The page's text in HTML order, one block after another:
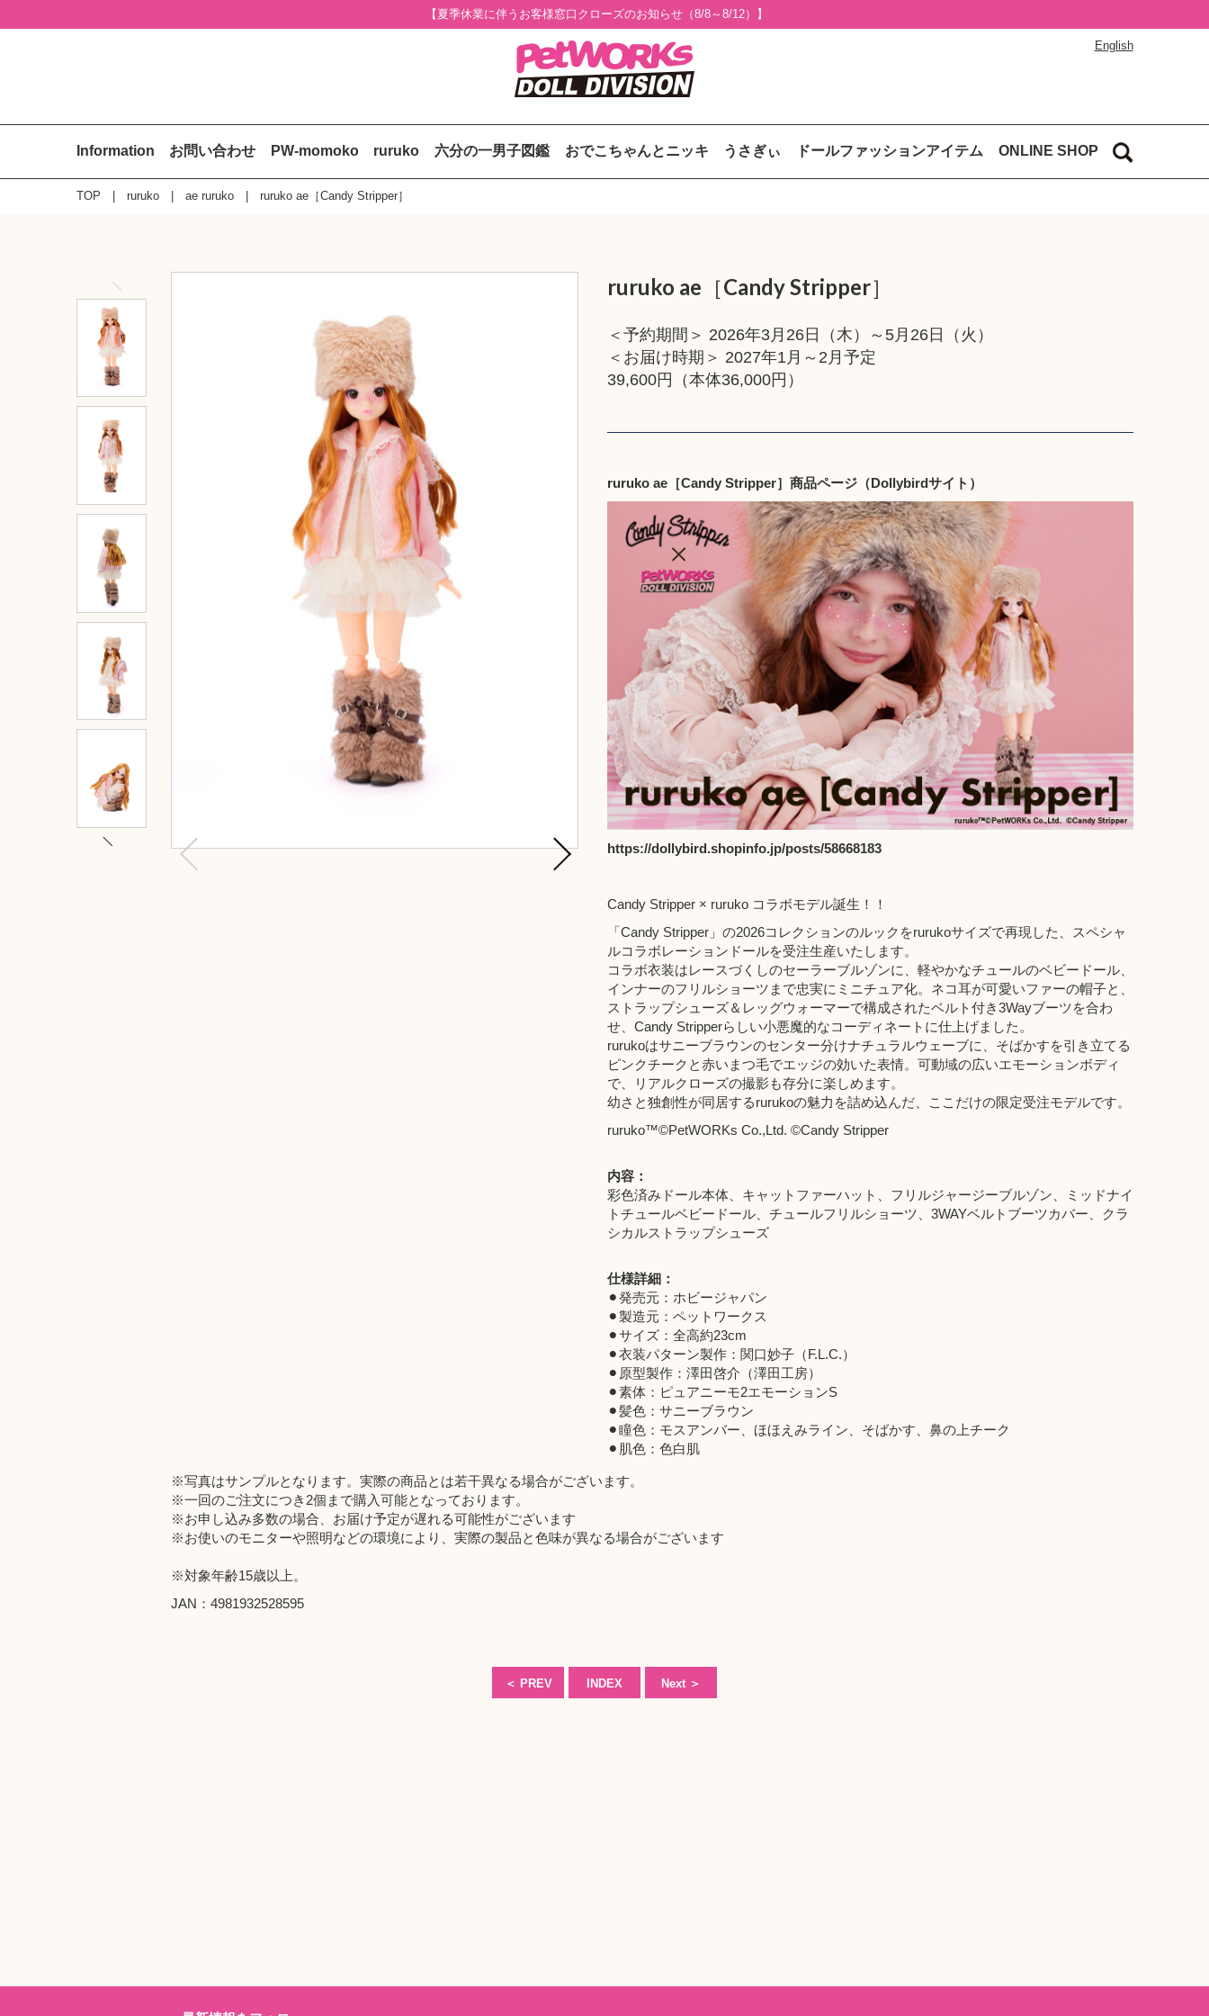
【夏季休業に伴うお客様窓口クローズのお知らせ（8/8～8/12）】
English
Information お問い合わせ PW-momoko ruruko 六分の一男子図鑑 おでこちゃんとニッキ うさぎぃ ドールファッションアイテム ONLINE SHOP
TOP ruruko ae ruruko ruruko ae［Candy Stripper］
ruruko ae［Candy Stripper］
＜予約期間＞ 2026年3月26日（木）～5月26日（火）
＜お届け時期＞ 2027年1月～2月予定
39,600円（本体36,000円）
ruruko ae［Candy Stripper］商品ページ（Dollybirdサイト）
https://dollybird.shopinfo.jp/posts/58668183
Candy Stripper × ruruko コラボモデル誕生！！
「Candy Stripper」の2026コレクションのルックをrurukoサイズで再現した、スペシャ
ルコラボレーションドールを受注生産いたします。
コラボ衣装はレースづくしのセーラーブルゾンに、軽やかなチュールのベビードール、
インナーのフリルショーツまで忠実にミニチュア化。ネコ耳が可愛いファーの帽子と、
ストラップシューズ＆レッグウォーマーで構成されたベルト付き3Wayブーツを合わ
せ、Candy Stripperらしい小悪魔的なコーディネートに仕上げました。
rurukoはサニーブラウンのセンター分けナチュラルウェーブに、そばかすを引き立てる
ピンクチークと赤いまつ毛でエッジの効いた表情。可動域の広いエモーションボディ
で、リアルクローズの撮影も存分に楽しめます。
幼さと独創性が同居するrurukoの魅力を詰め込んだ、ここだけの限定受注モデルです。
ruruko™©PetWORKs Co.,Ltd. ©︎Candy Stripper
内容：
彩色済みドール本体、キャットファーハット、フリルジャージーブルゾン、ミッドナイ
トチュールベビードール、チュールフリルショーツ、3WAYベルトブーツカバー、クラ
シカルストラップシューズ
仕様詳細：
⚫︎発売元：ホビージャパン
⚫︎製造元：ペットワークス
⚫︎サイズ：全高約23cm
⚫︎衣装パターン製作：関口妙子（F.L.C.）
⚫︎原型製作：澤田啓介（澤田工房）
⚫︎素体：ピュアニーモ2エモーションS
⚫︎髪色：サニーブラウン
⚫︎瞳色：モスアンバー、ほほえみライン、そばかす、鼻の上チーク
⚫︎肌色：色白肌
※写真はサンプルとなります。実際の商品とは若干異なる場合がございます。
※一回のご注文につき2個まで購入可能となっております。
※お申し込み多数の場合、お届け予定が遅れる可能性がございます
※お使いのモニターや照明などの環境により、実際の製品と色味が異なる場合がございます
※対象年齢15歳以上。
JAN：4981932528595
＜ PREV INDEX Next ＞